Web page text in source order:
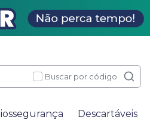
Buscar por código
Descartáveis